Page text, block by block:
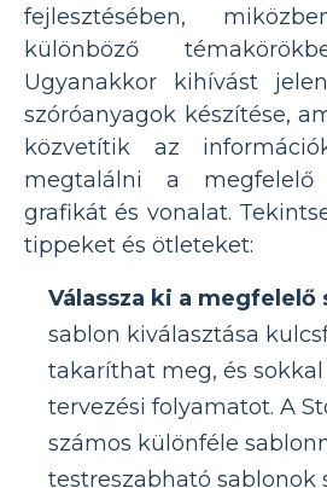
fejlesztésében,
különböző
Ugyanakkor kihívást
szóróanyagok készítése,
közvetítik az
megtalálni a megfelelő
grafikát és vonalat.
tippeket és ötleteket:
Válassza ki a megfelelő
sablon kiválasztása
takaríthat meg, és
tervezési folyamatot. A
számos különféle
testreszabható sablonok